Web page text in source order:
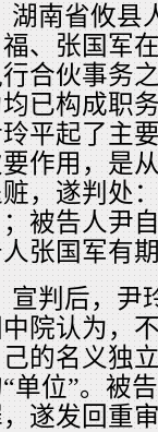
湖南省攸县
福、张国军
合伙事务
均已构成职
平起了主
作用，是
，遂判处
；被告人尹
张国军有
宣判后，尹
院认为，
己的名义独
单位”。被
遂发回重